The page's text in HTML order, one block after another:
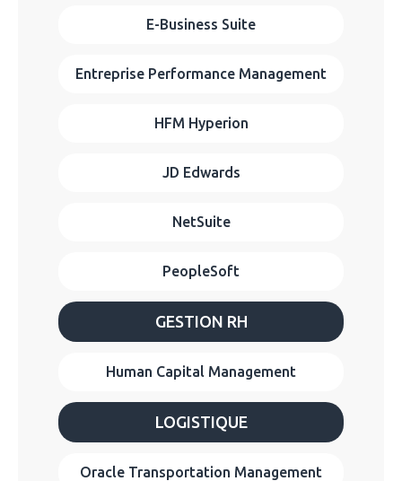
E-Business Suite
Entreprise Performance Management
HFM Hyperion
JD Edwards
NetSuite
PeopleSoft
GESTION RH
Human Capital Management
LOGISTIQUE
Oracle Transportation Management